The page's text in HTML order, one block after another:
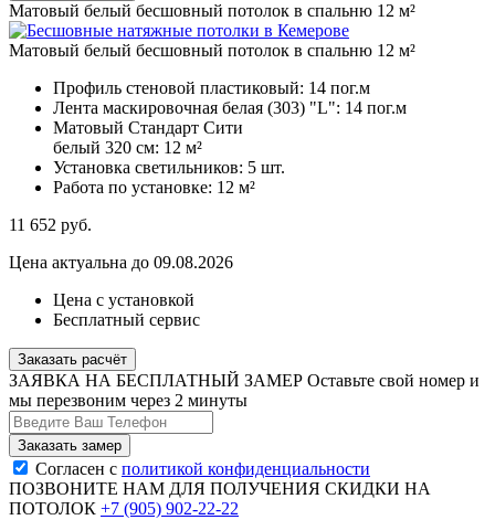
Матовый белый бесшовный потолок в спальню 12 м²
Матовый белый бесшовный потолок в спальню 12 м²
Профиль стеновой пластиковый: 14 пог.м
Лента маскировочная белая (303) "L": 14 пог.м
Матовый Стандарт Сити
белый 320 см: 12 м²
Установка светильников: 5 шт.
Работа по установке: 12 м²
11 652 руб.
Цена актуальна до 09.08.2026
Цена с установкой
Бесплатный сервис
Заказать расчёт
ЗАЯВКА НА БЕСПЛАТНЫЙ ЗАМЕР Оставьте свой номер и
мы перезвоним через 2 минуты
Согласен с политикой конфиденциальности
ПОЗВОНИТЕ НАМ ДЛЯ ПОЛУЧЕНИЯ СКИДКИ НА
ПОТОЛОК +7 (905) 902-22-22